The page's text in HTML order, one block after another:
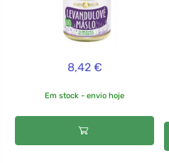
8,42 €
Em stock - envio hoje